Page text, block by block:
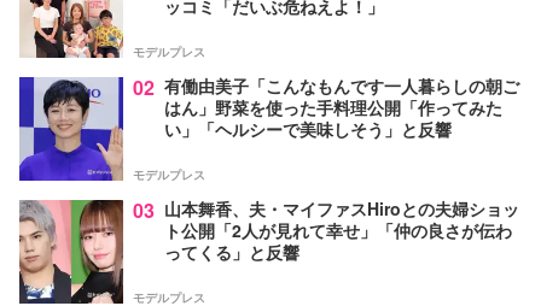
ッコミ「だいぶ危ねえよ！」
モデルプレス
02 有働由美子「こんなもんです一人暮らしの朝ご
はん」野菜を使った手料理公開「作ってみた
い」「ヘルシーで美味しそう」と反響
モデルプレス
03 山本舞香、夫・マイファスHiroとの夫婦ショッ
ト公開「2人が見れて幸せ」「仲の良さが伝わ
ってくる」と反響
モデルプレス